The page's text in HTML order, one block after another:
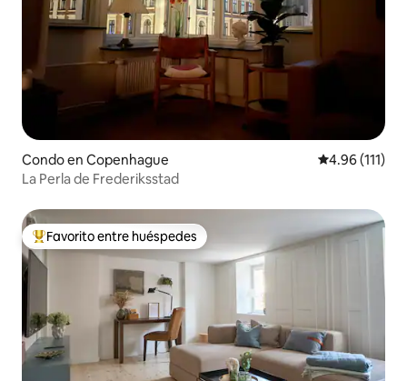
Condo en Copenhague Calificación
4.96 (111)
La Perla de Frederiksstad
Favorito entre huéspedes preferido
Favorito entre huéspedes